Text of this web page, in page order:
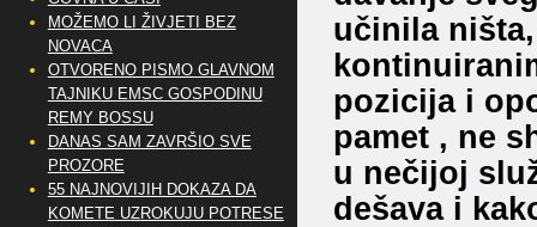
učinila
pozicija i
pamet , ne
u nečijoj
dešava i
MOŽEMO LI ŽIVJETI BEZ
NOVACA
OTVORENO PISMO GLAVNOM
TAJNIKU EMSC GOSPODINU
REMY BOSSU
DANAS SAM ZAVRŠIO SVE
PROZORE
55 NAJNOVIJIH DOKAZA DA
KOMETE UZROKUJU POTRESE